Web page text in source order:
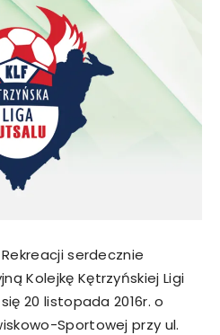
serdecznie
Kolejkę Kętrzyńskiej Ligi
20 listopada 2016r. o
Sportowej przy ul.